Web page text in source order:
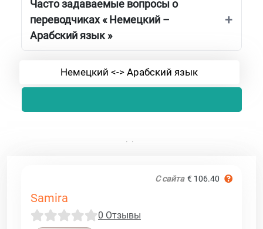
Часто задаваемые вопросы о
переводчиках « Немецкий –
Арабский язык »
Немецкий <-> Арабский язык
С сайта € 106.40
Samira
0 Отзывы